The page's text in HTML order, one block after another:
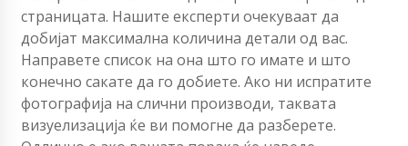
страницата. Нашите експерти очекуваат да
добијат максимална количина детали од вас.
Направете список на она што го имате и што
конечно сакате да го добиете. Ако ни испратите
фотографија на слични производи, таквата
визуелизација ќе ви помогне да разберете.